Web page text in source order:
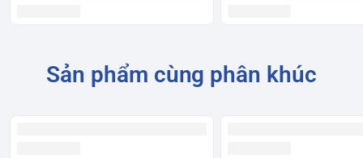
Sản phẩm cùng phân khúc